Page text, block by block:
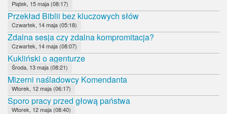
Piątek, 15 maja (08:17)
Przekład Biblii bez kluczowych słów
Czwartek, 14 maja (05:18)
Zdalna sesja czy zdalna kompromitacja?
Czwartek, 14 maja (08:07)
Kukliński o agenturze
Środa, 13 maja (08:21)
Mizerni naśladowcy Komendanta
Wtorek, 12 maja (06:17)
Sporo pracy przed głową państwa
Wtorek, 12 maja (08:40)